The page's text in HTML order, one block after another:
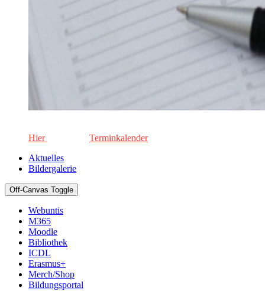
Hier
Terminkalender
Aktuelles
Bildergalerie
Off-Canvas Toggle
Webuntis
M365
Moodle
Bibliothek
ICDL
Erasmus+
Merch/Shop
Bildungsportal